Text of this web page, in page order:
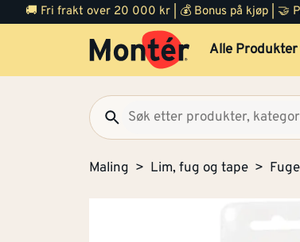
🚚 Fri frakt over 20 000 kr | 💰 Bonus på kjøp | 🤝
Alle Produkter
Maling Lim, fug og tape